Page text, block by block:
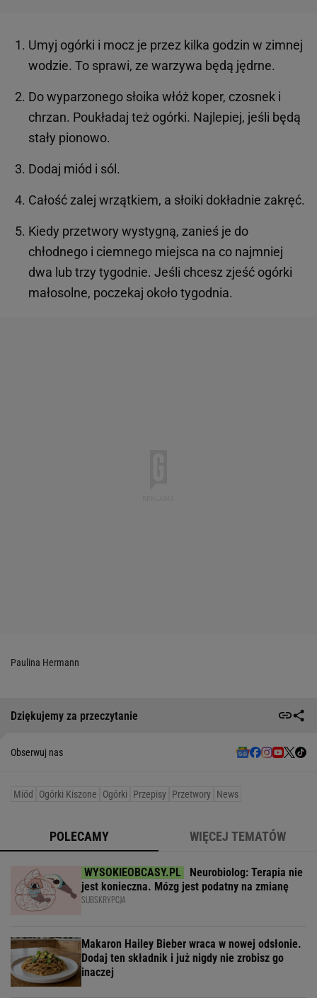
Umyj ogórki i mocz je przez kilka godzin w zimnej
wodzie. To sprawi, ze warzywa będą jędrne.
Do wyparzonego słoika włóż koper, czosnek i
chrzan. Poukładaj też ogórki. Najlepiej, jeśli będą
stały pionowo.
Dodaj miód i sól.
Całość zalej wrzątkiem, a słoiki dokładnie zakręć.
Kiedy przetwory wystygną, zanieś je do
chłodnego i ciemnego miejsca na co najmniej
dwa lub trzy tygodnie. Jeśli chcesz zjeść ogórki
małosolne, poczekaj około tygodnia.
Paulina Hermann
Dziękujemy za przeczytanie
Obserwuj nas
Miód Ogórki Kiszone Ogórki Przepisy Przetwory News
POLECAMY WIĘCEJ TEMATÓW
Neurobiolog: Terapia nie
jest konieczna. Mózg jest podatny na zmianę
SUBSKRYPCJA
Makaron Hailey Bieber wraca w nowej odsłonie.
Dodaj ten składnik i już nigdy nie zrobisz go
inaczej